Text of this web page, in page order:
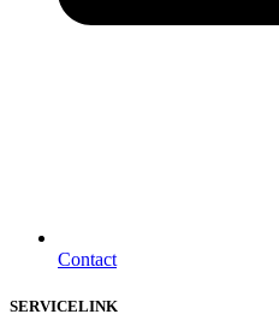
Contact
SERVICELINK